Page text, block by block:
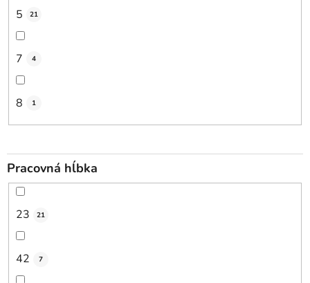
5 21
7 4
8 1
Pracovná hĺbka
23 21
42 7